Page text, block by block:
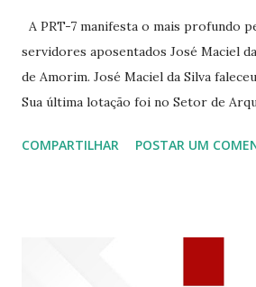
A PRT-7 manifesta o mais profundo
servidores aposentados José Maciel
de Amorim. José Maciel da Silva
Sua última lotação foi no Setor de
Siqueira Amorim faleceu em 28 de
COMPARTILHAR POSTAR UM